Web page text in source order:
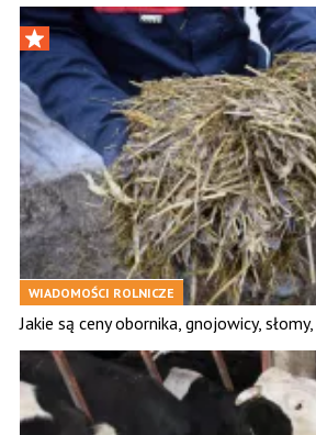
WIADOMOŚCI ROLNICZE
Jakie są ceny obornika, gnojowicy,